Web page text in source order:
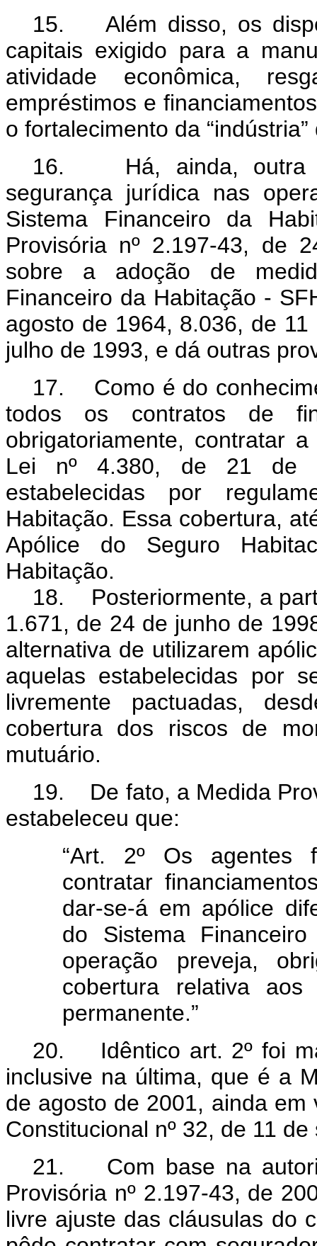
15. Além disso, os
capitais exigido para a
atividade econômica,
empréstimos e
o fortalecimento da
16. Há, ainda, outra
segurança jurídica nas
Sistema Financeiro da
Provisória nº 2.197-43, de
sobre a adoção de
Financeiro da Habitação -
agosto de 1964, 8.036, de
julho de 1993, e dá outras
17. Como é do
todos os contratos de
obrigatoriamente, contratar
Lei nº 4.380, de 21 de
estabelecidas por
Habitação. Essa cobertura,
Apólice do Seguro
Habitação.
18. Posteriormente, a
1.671, de 24 de junho de
alternativa de utilizarem
aquelas estabelecidas por
livremente pactuadas,
cobertura dos riscos de
mutuário.
19. De fato, a Medida
estabeleceu que:
“Art. 2º Os agentes
contratar
dar-se-á em apólice
do Sistema
operação preveja,
cobertura relativa
permanente.”
20. Idêntico art. 2º foi
inclusive na última, que é a
de agosto de 2001, ainda
Constitucional nº 32, de 11
21. Com base na
Provisória nº 2.197-43, de
livre ajuste das cláusulas do